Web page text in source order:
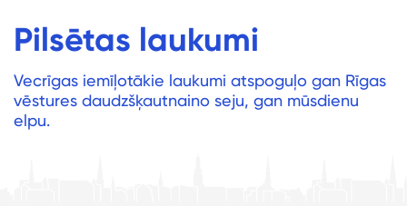
Pilsētas laukumi
Vecrīgas iemīļotākie laukumi atspoguļo gan Rīgas
vēstures daudzšķautnaino seju, gan mūsdienu
elpu.